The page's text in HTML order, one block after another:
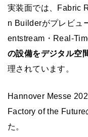
実装面では、Fabric
n Builderがプレビュ
entstream・Real-
の設備をデジタル空
理されています。
Hannover Messe
Factory of the
た。